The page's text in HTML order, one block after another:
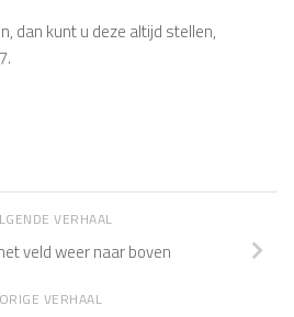
dan kunt u deze altijd stellen,
VERHAAL
veld weer naar boven
VERHAAL